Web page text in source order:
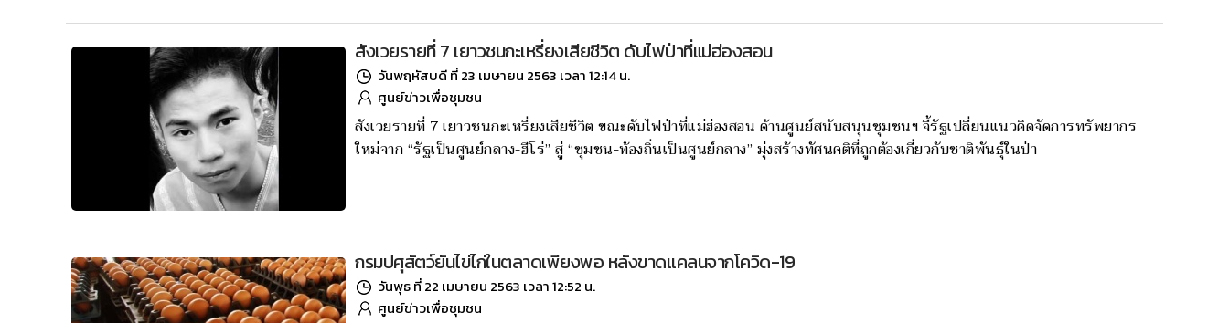
สังเวยรายที่ 7 เยาวชนกะเหรี่ยงเสียชีวิต ดับไฟป่าที่แม่ฮ่องสอน
วันพฤหัสบดี ที่ 23 เมษายน 2563 เวลา 12:14 น.
ศูนย์ข่าวเพื่อชุมชน
สังเวยรายที่ 7 เยาวชนกะเหรี่ยงเสียชีวิต ขณะดับไฟป่าที่แม่ฮ่องสอน ด้านศูนย์สนับสนุนชุมชนฯ จี้รัฐเปลี่ยนแนวคิดจัดการทรัพยากร
ใหม่จาก “รัฐเป็นศูนย์กลาง-ฮีโร่” สู่ “ชุมชน-ท้องถิ่นเป็นศูนย์กลาง” มุ่งสร้างทัศนคติที่ถูกต้องเกี่ยวกับชาติพันธุ์ในป่า
กรมปศุสัตว์ยันไข่ไก่ในตลาดเพียงพอ หลังขาดเเคลนจากโควิด-19
วันพุธ ที่ 22 เมษายน 2563 เวลา 12:52 น.
ศูนย์ข่าวเพื่อชุมชน